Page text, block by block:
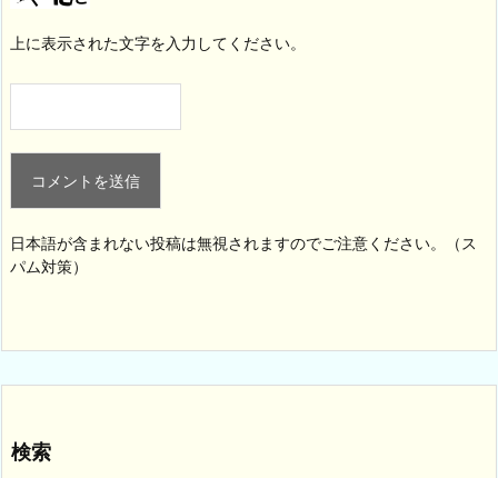
上に表示された文字を入力してください。
日本語が含まれない投稿は無視されますのでご注意ください。（ス
パム対策）
検索